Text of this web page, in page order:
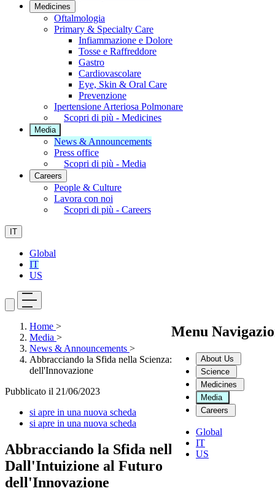
Medicines
Oftalmologia
Primary & Specialty Care
Infiammazione e Dolore
Tosse e Raffreddore
Gastro
Cardiovascolare
Eye, Skin & Oral Care
Prevenzione
Ipertensione Arteriosa Polmonare
Scopri di più - Medicines
Media
News & Announcements
Press office
Scopri di più - Media
Careers
People & Culture
Lavora con noi
Scopri di più - Careers
IT
Global
IT
US
Menu
About Us
Science
Medicines
Media
Careers
Global
IT
US
Home >
Media >
News & Announcements >
Abbracciando la Sfida nella Scienza: Dall'Intuizione al Futuro
dell'Innovazione
Pubblicato il 21/06/2023
si apre in una nuova scheda
si apre in una nuova scheda
Abbracciando la Sfida nella Scienza:
Dall'Intuizione al Futuro
dell'Innovazione